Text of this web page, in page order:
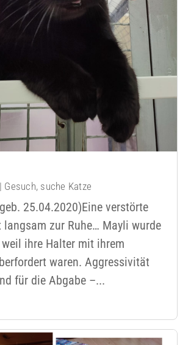
| Gesuch, suche Katze
25.04.2020)Eine verstörte
langsam zur Ruhe… Mayli wurde
weil ihre Halter mit ihrem
waren. Aggressivität
für die Abgabe –...